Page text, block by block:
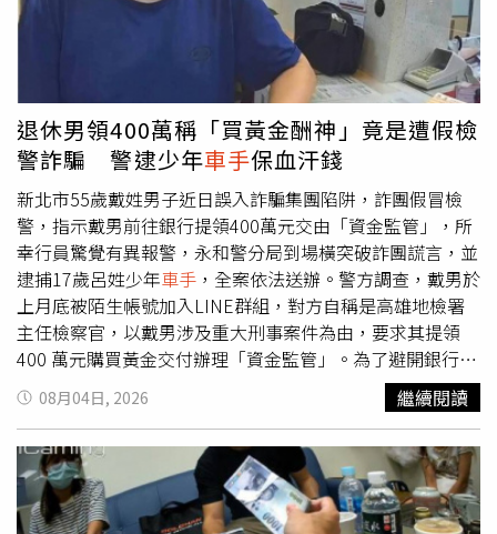
退休男領400萬稱「買黃金酬神」竟是遭假檢
警詐騙 警逮少年車手保血汗錢
新北市55歲戴姓男子近日誤入詐騙集團陷阱，詐團假冒檢
警，指示戴男前往銀行提領400萬元交由「資金監管」，所
幸行員驚覺有異報警，永和警分局到場橫突破詐團謊言，並
逮捕17歲呂姓少年車手 ，全案依法送辦。警方調查，戴男於
上月底被陌生帳號加入LINE群組，對方自稱是高雄地檢署
主任檢察官，以戴男涉及重大刑事案件為由，要求其提領
400 萬元購買黃金交付辦理「資金監管」。為了避開銀行關
懷提問，詐團還教導戴男向行員佯稱提款是用於「購買黃金
酬神還願」，戴男對詐團話術深信不疑，隨即前往臺灣銀行
新永和分行提領400萬元。提領過程中，銀行行員察覺戴男
提款用途與反應異樣，立即通報永和分局新生派出所員警趕
赴現場協助。員警到場後關心被害人，確認這是典型的假檢
警詐騙手法，成功勸阻戴男並保住其多年積蓄。警方又到雙
08月04日, 2026 繼續閱讀